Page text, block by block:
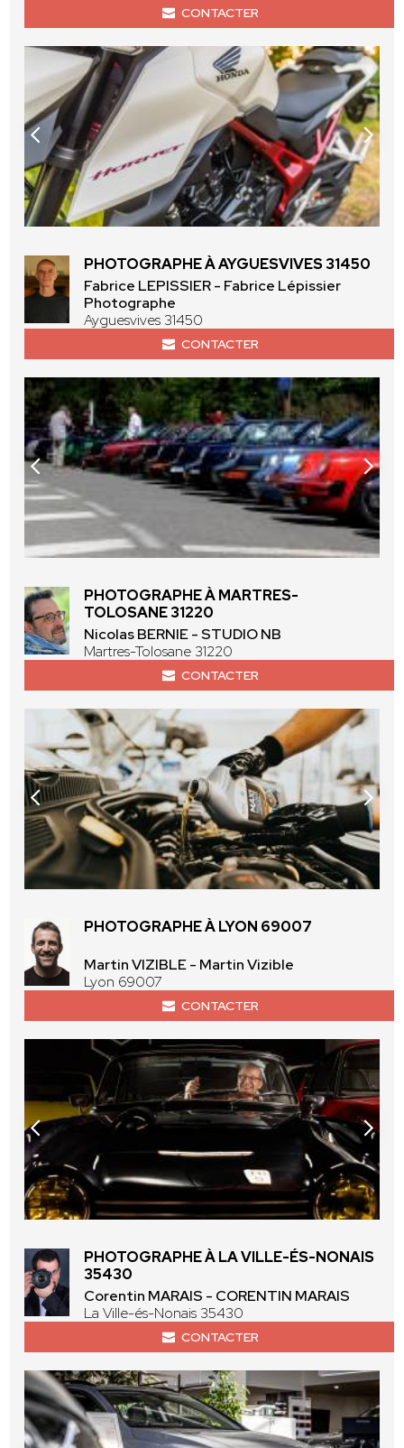
CONTACTER
PHOTOGRAPHE À AYGUESVIVES 31450
Fabrice LEPISSIER - Fabrice Lépissier
Photographe
Ayguesvives 31450
CONTACTER
PHOTOGRAPHE À MARTRES-
TOLOSANE 31220
Nicolas BERNIE - STUDIO NB
Martres-Tolosane 31220
CONTACTER
PHOTOGRAPHE À LYON 69007
Martin VIZIBLE - Martin Vizible
Lyon 69007
CONTACTER
PHOTOGRAPHE À LA VILLE-ÉS-NONAIS
35430
Corentin MARAIS - CORENTIN MARAIS
La Ville-és-Nonais 35430
CONTACTER